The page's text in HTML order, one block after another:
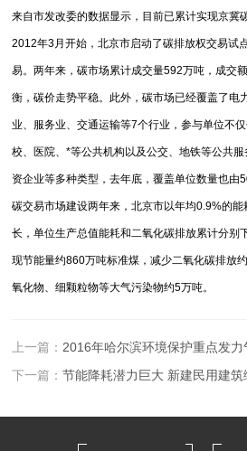
来自市发改委的数据显示，目前已累计实现京冀
2012年3月开始，北京市启动了碳排放权交易试
易。两年来，碳市场累计成交量592万吨，成交
衡，碳价走势平稳。此外，碳市场已经覆盖了电
业、服务业、交通运输等7个行业，参与单位不
校、医院、*等公共机构以及公交、地铁等公共
资企业等多种类型，去年底，覆盖单位数量也由
碳交易市场建设两年来，北京市以年均0.9%的
长，单位生产总值能耗和二氧化碳排放累计分别
现节能量约860万吨标准煤，减少二氧化碳排放
氧化物、细颗粒物等大气污染物约5万吨。
上一篇： 2016年哈尔滨环境保护重点发力
下一篇：节能降耗潜力巨大 新建民用建